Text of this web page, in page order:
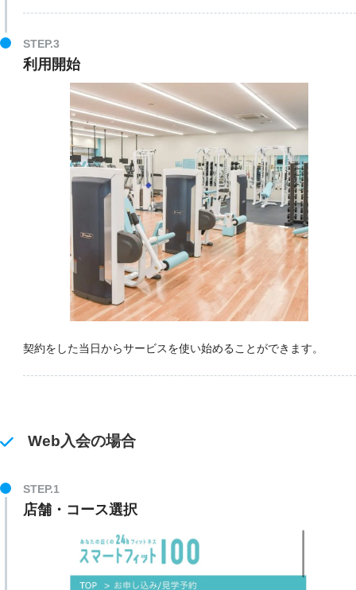
STEP.3
利用開始
契約をした当日からサービスを使い始めることができます。
Web入会の場合
STEP.1
店舗・コース選択